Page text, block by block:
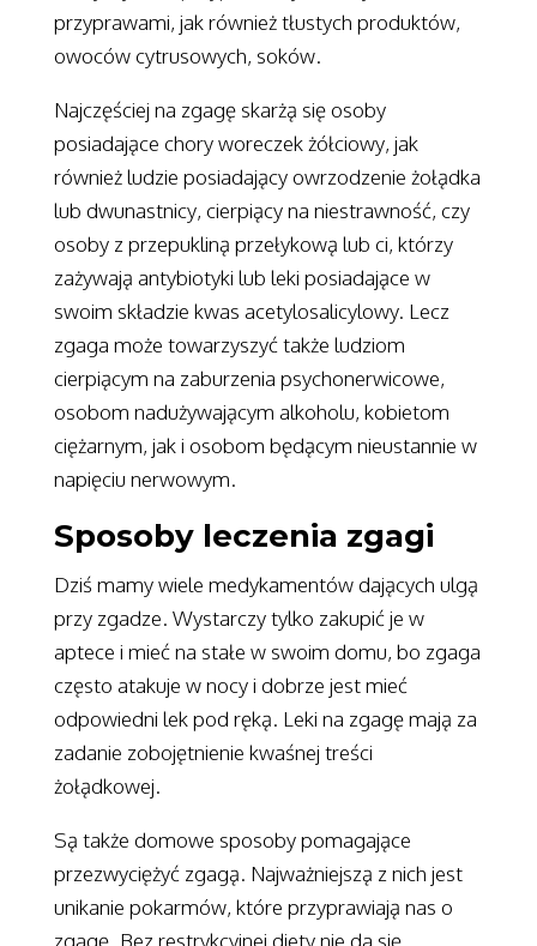
przyprawami, jak również tłustych produktów,
owoców cytrusowych, soków.
Najczęściej na zgagę skarżą się osoby
posiadające chory woreczek żółciowy, jak
również ludzie posiadający owrzodzenie żołądka
lub dwunastnicy, cierpiący na niestrawność, czy
osoby z przepukliną przełykową lub ci, którzy
zażywają antybiotyki lub leki posiadające w
swoim składzie kwas acetylosalicylowy. Lecz
zgaga może towarzyszyć także ludziom
cierpiącym na zaburzenia psychonerwicowe,
osobom nadużywającym alkoholu, kobietom
ciężarnym, jak i osobom będącym nieustannie w
napięciu nerwowym.
Sposoby leczenia zgagi
Dziś mamy wiele medykamentów dających ulgą
przy zgadze. Wystarczy tylko zakupić je w
aptece i mieć na stałe w swoim domu, bo zgaga
często atakuje w nocy i dobrze jest mieć
odpowiedni lek pod ręką. Leki na zgagę mają za
zadanie zobojętnienie kwaśnej treści
żołądkowej.
Są także domowe sposoby pomagające
przezwyciężyć zgagą. Najważniejszą z nich jest
unikanie pokarmów, które przyprawiają nas o
zgagę. Bez restrykcyjnej diety nie da się